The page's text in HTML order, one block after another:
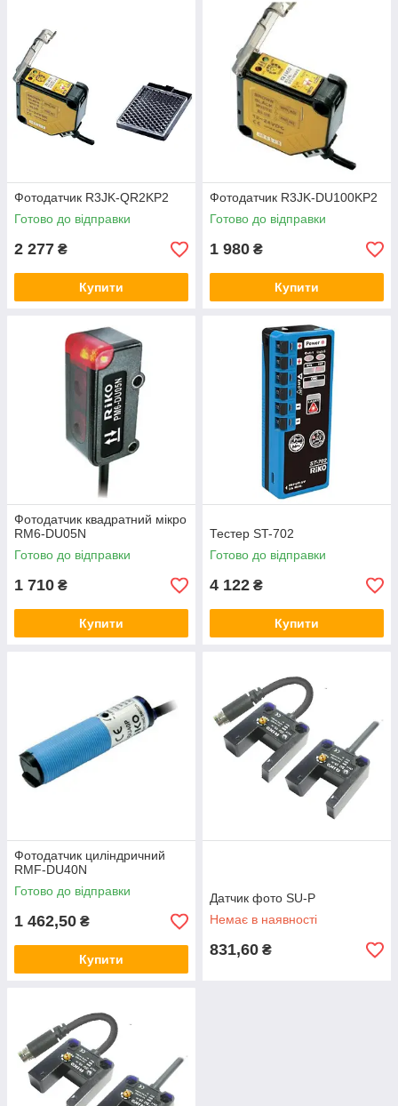
Фотодатчик циліндричний MMF-CR2N
Рефлекторний циліндричний датчик у металевому
корпусі. Забезпечує контроль рівня сипучих речовин за
різних температур завдяки діоду LED 940 nm.
Виготовлено у Тайвані.
Автоматизація зерносховищ — одне з тих
завдань, яке стоїть перед більшістю сучасних
підприємств. Використання фотодатчиків має
низку переваг. Серед них варто відзначити
високу точність, безконтактність роботи та
високу надійність.
Звернемо увагу і на те, що сенсори такого
типу можна використовувати для роботи з
малими і прозорими об’єктами. Це робить їх
максимально універсальними.
дуже ввічливий. Дякую компанії, процвітання
вам! Рекомендую.
Елена С.
Фотодатчик R3JK-QR2KP2
Готово до відправки
2 277 ₴
Купити
Фотодатчик R3JK-DU100KP2
Готово до відправки
1 980 ₴
Купити
Фотодатчик квадратний мікро
RM6-DU05N
Готово до відправки
1 710 ₴
Купити
Тестер ST-702
Готово до відправки
4 122 ₴
Купити
Фотодатчик циліндричний
RMF-DU40N
Готово до відправки
1 462,50 ₴
Купити
Датчик фото SU-P
Немає в наявності
831,60 ₴